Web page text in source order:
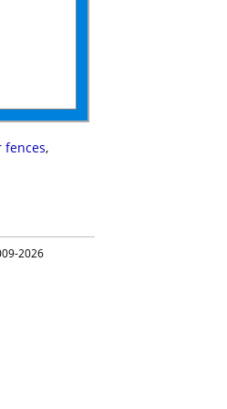
,
2026